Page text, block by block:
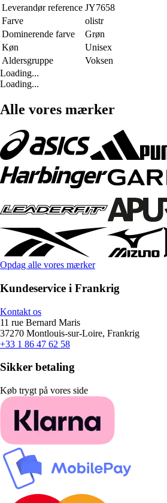
Leverandør reference JY7658
Farve
olistr
Dominerende farve
Grøn
Køn
Unisex
Aldersgruppe
Voksen
Loading...
Loading...
Alle vores mærker
Opdag alle vores mærker
Kundeservice i Frankrig
Kontakt os
11 rue Bernard Maris
37270 Montlouis-sur-Loire, Frankrig
+33 1 86 47 62 58
Sikker betaling
Køb trygt på vores side